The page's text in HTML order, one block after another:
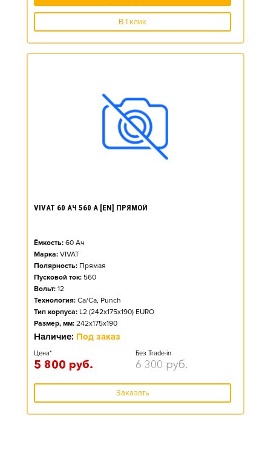
В 1 клик
VIVAT 60 АЧ 560 А [EN] ПРЯМОЙ
Ёмкость: 60 Ач
Марка: VIVAT
Полярность: Прямая
Пусковой ток: 560
Вольт: 12
Технология: Ca/Ca, Punch
Тип корпуса: L2 (242x175x190) EURO
Размер, мм: 242x175x190
Наличие: Под заказ
Цена*
5 800 руб.
Без Trade-in
6 300 руб.
Заказать